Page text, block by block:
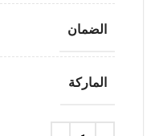
الضمان
الماركة